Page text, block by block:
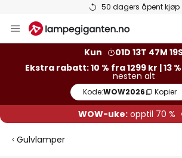
50 dagers åpent kjøp
Hopp
til
Kun
01D 13T 47M
Ekstra rabatt: 10 % fra 1299 kr | 13
nesten alt
Kode:WOW2026 Kopier
WOW-uke: opptil 70 %
Gulvlamper